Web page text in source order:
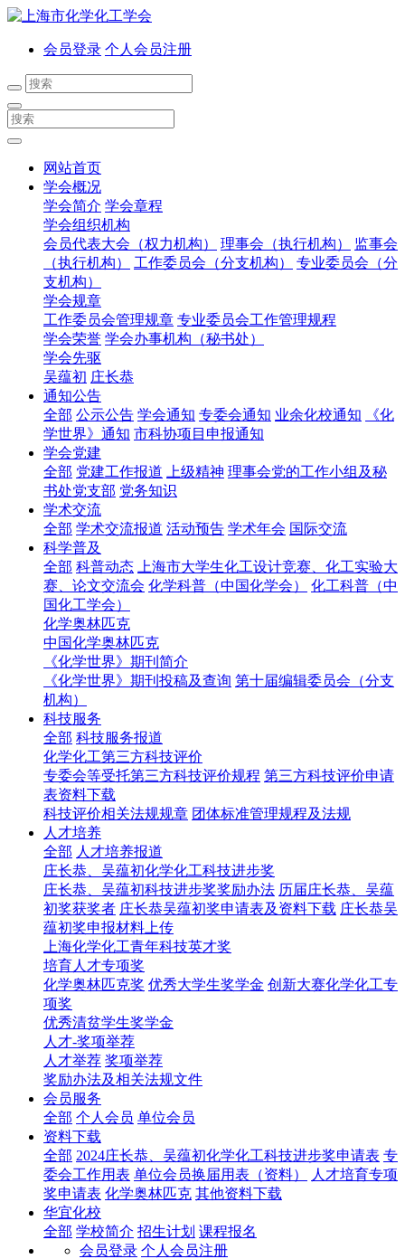
会员登录 个人会员注册
网站首页
学会概况
学会简介 学会章程
学会组织机构
会员代表大会（权力机构）
理事会（执行机构）
监事会
（执行机构）
工作委员会（分支机构）
专业委员会（分
支机构）
学会规章
工作委员会管理规章 专业委员会工作管理规程
学会荣誉 学会办事机构（秘书处）
学会先驱
吴蕴初 庄长恭
通知公告
全部 公示公告 学会通知 专委会通知 业余化校通知
《化
学世界》通知 市科协项目申报通知
学会党建
全部 党建工作报道 上级精神 理事会党的工作小组及秘
书处党支部 党务知识
学术交流
全部 学术交流报道 活动预告 学术年会 国际交流
科学普及
全部 科普动态
上海市大学生化工设计竞赛、化工实验大
赛、论文交流会 化学科普（中国化学会）
化工科普（中
国化工学会）
化学奥林匹克
中国化学奥林匹克
《化学世界》期刊简介
《化学世界》期刊投稿及查询 第十届编辑委员会（分支
机构）
科技服务
全部 科技服务报道
化学化工第三方科技评价
专委会等受托第三方科技评价规程 第三方科技评价申请
表资料下载
科技评价相关法规规章 团体标准管理规程及法规
人才培养
全部 人才培养报道
庄长恭、吴蕴初化学化工科技进步奖
庄长恭、吴蕴初科技进步奖奖励办法 历届庄长恭、吴蕴
初奖获奖者 庄长恭吴蕴初奖申请表及资料下载 庄长恭吴
蕴初奖申报材料上传
上海化学化工青年科技英才奖
培育人才专项奖
化学奥林匹克奖 优秀大学生奖学金 创新大赛化学化工专
项奖
优秀清贫学生奖学金
人才-奖项举荐
人才举荐 奖项举荐
奖励办法及相关法规文件
会员服务
全部 个人会员 单位会员
资料下载
全部 2024庄长恭、吴蕴初化学化工科技进步奖申请表 专
委会工作用表 单位会员换届用表（资料）
人才培育专项
奖申请表 化学奥林匹克 其他资料下载
华宜化校
全部 学校简介 招生计划 课程报名
会员登录 个人会员注册